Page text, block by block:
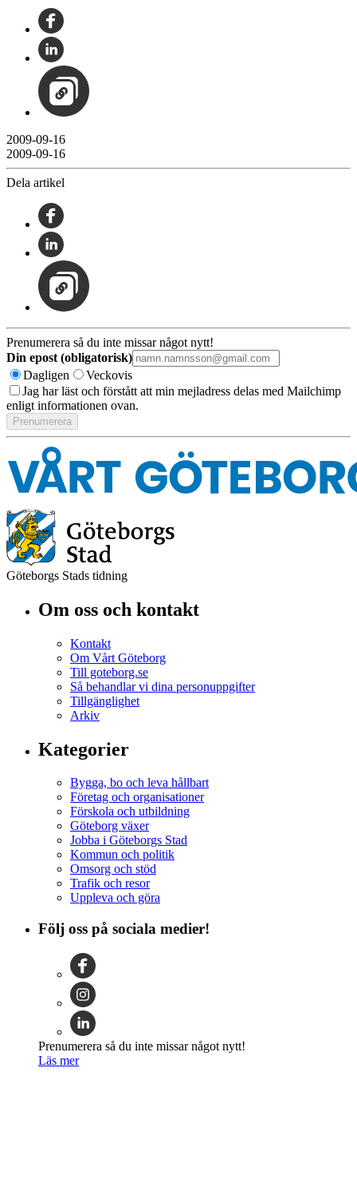
2009-09-16
2009-09-16
Dela artikel
Prenumerera så du inte missar något nytt!
Din epost (obligatorisk)
Dagligen
Veckovis
Jag har läst och förstått att min mejladress delas med Mailchimp
enligt informationen ovan.
Göteborgs Stads tidning
Om oss och kontakt
Kontakt
Om Vårt Göteborg
Till goteborg.se
Så behandlar vi dina personuppgifter
Tillgänglighet
Arkiv
Kategorier
Bygga, bo och leva hållbart
Företag och organisationer
Förskola och utbildning
Göteborg växer
Jobba i Göteborgs Stad
Kommun och politik
Omsorg och stöd
Trafik och resor
Uppleva och göra
Följ oss på sociala medier!
Prenumerera så du inte missar något nytt!
Läs mer